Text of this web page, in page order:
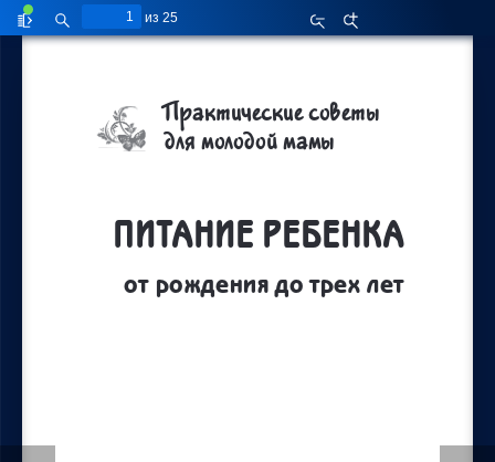
Показать/
скрыть
Найти
из 25
УменьшитьУвеличить
от рождения до трех лет
Практические советы
для молодой мамы
ПИТАНИЕ РЕБЕНКА